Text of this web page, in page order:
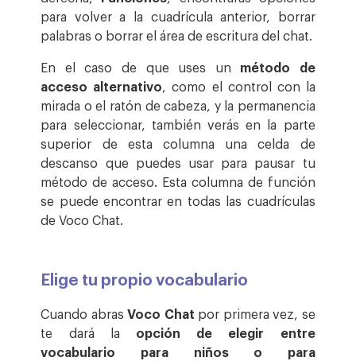
para volver a la cuadrícula anterior, borrar
palabras o borrar el área de escritura del chat.
En el caso de que uses un método de
acceso alternativo, como el control con la
mirada o el ratón de cabeza, y la permanencia
para seleccionar, también verás en la parte
superior de esta columna una celda de
descanso que puedes usar para pausar tu
método de acceso. Esta columna de función
se puede encontrar en todas las cuadrículas
de Voco Chat.
Elige tu propio vocabulario
Cuando abrasVoco Chat por primera vez, se
te dará la opción de elegir entre
vocabulario para niños o para